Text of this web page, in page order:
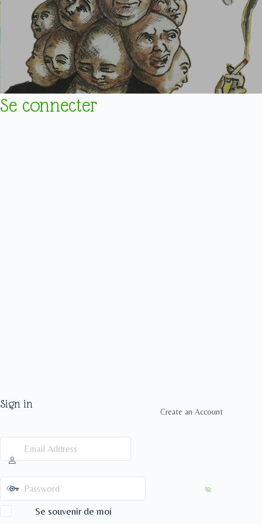
Se connecter
Sign in
Create an Account
Se souvenir de moi